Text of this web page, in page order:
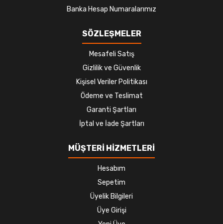
Banka Hesap Numaralarımız
SÖZLEŞMELER
Mesafeli Satış
Gizlilik ve Güvenlik
Kişisel Veriler Politikası
Ödeme ve Teslimat
Garanti Şartları
İptal ve İade Şartları
MÜŞTERİ HİZMETLERİ
Hesabım
Sepetim
Üyelik Bilgileri
Üye Girişi